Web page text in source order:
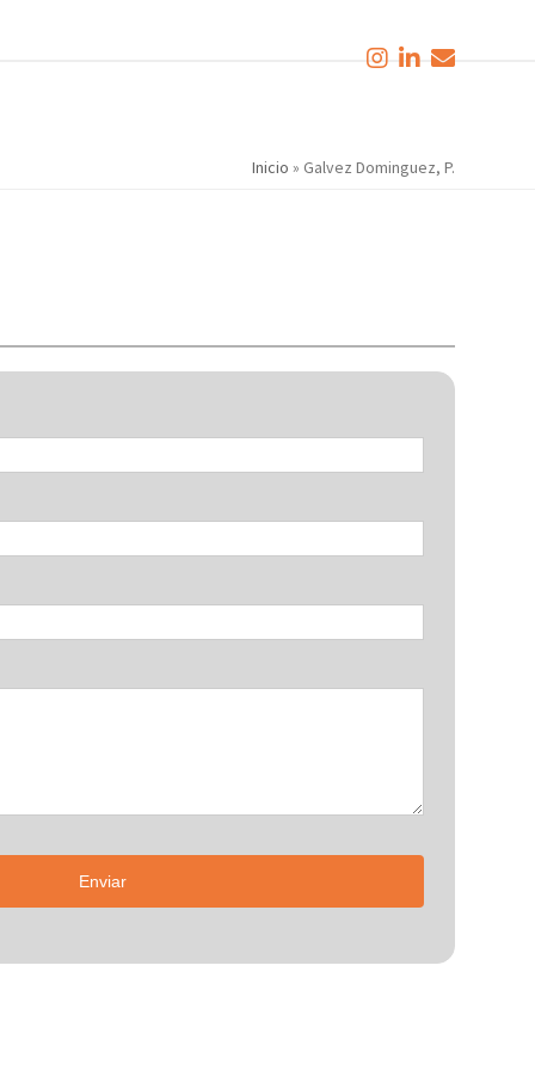
Inicio » Galvez Dominguez, P.
Enviar